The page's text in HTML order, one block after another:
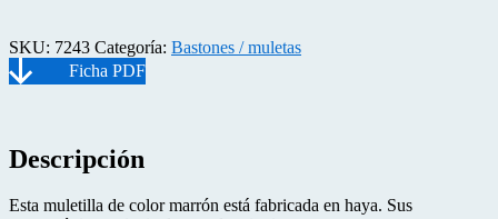
SKU: 7243 Categoría: Bastones / muletas
Descripción
Esta muletilla de color marrón está fabricada en haya. Sus